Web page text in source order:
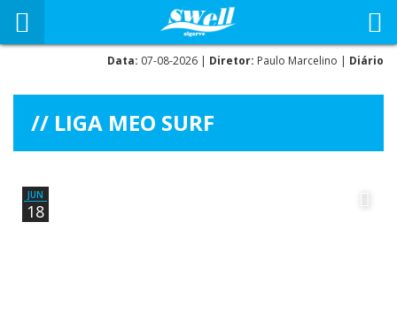
Data: 07-08-2026 | Diretor: Paulo Marcelino | Diário
LIGA MEO SURF
JUN
18